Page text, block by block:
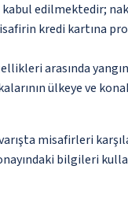
edilmektedir;
kredi kartına
arasında
ülkeye ve
misafirleri
bilgileri